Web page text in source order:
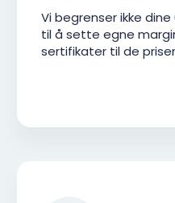
Vi begrenser ikke
til å sette egne
sertifikater til de